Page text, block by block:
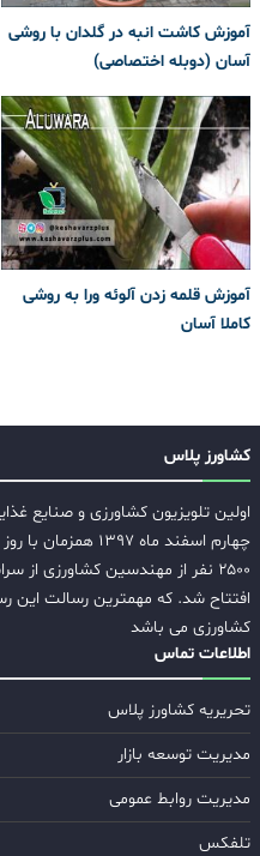
آموزش کاشت انبه در گلدان با روشی
آسان (دوبله اختصاصی)
آموزش قلمه زدن آلوئه ورا به روشی
کاملا آسان
کشاورز پلاس
اولین تلویزیون کشاورزی و صنایع
چهارم اسفند ماه
۲۵۰۰ نفر از مهندسین کشاورزی
افتتاح شد. که مهمترین رسالت این
کشاورزی می باشد
اطلاعات تماس
تحریریه کشاورز پلاس
مدیریت توسعه بازار
مدیریت روابط عمومی
تلفکس